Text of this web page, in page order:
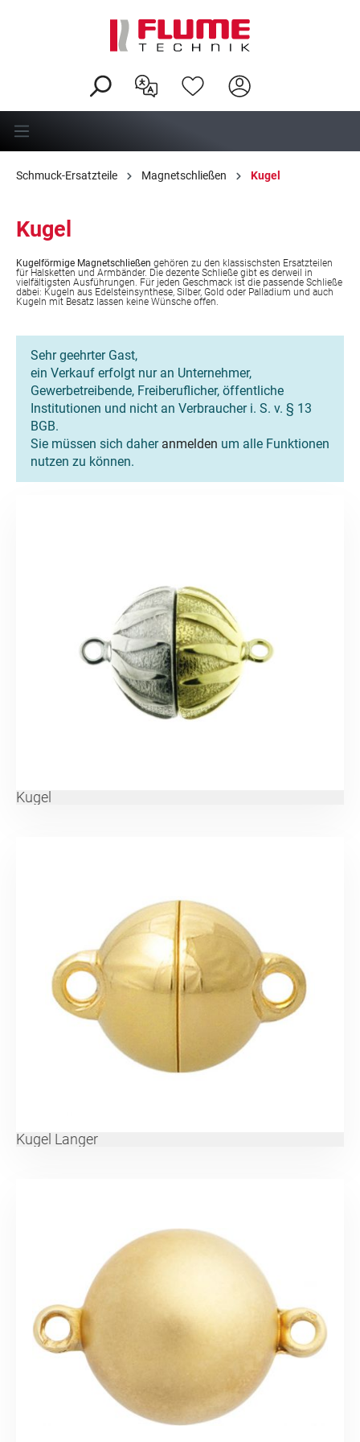
Schmuck-Ersatzteile Magnetschließen Kugel
Kugel
Kugelförmige Magnetschließen gehören zu den klassischsten Ersatzteilen
für Halsketten und Armbänder. Die dezente Schließe gibt es derweil in
vielfältigsten Ausführungen. Für jeden Geschmack ist die passende Schließe
dabei: Kugeln aus Edelsteinsynthese, Silber, Gold oder Palladium und auch
Kugeln mit Besatz lassen keine Wünsche offen.
Sehr geehrter Gast,
ein Verkauf erfolgt nur an Unternehmer,
Gewerbetreibende, Freiberuflicher, öffentliche
Institutionen und nicht an Verbraucher i. S. v. § 13
BGB.
Sie müssen sich daher anmelden um alle Funktionen
nutzen zu können.
Kugel
Kugel Langer